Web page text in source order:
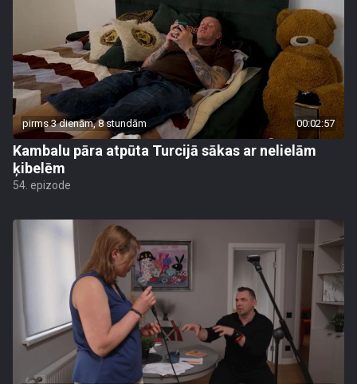
pirms 3 dienām, 8 stundām 00:02:57
Kambalu pāra atpūta Turcijā sākas ar nelielām
ķibelēm
54. epizode